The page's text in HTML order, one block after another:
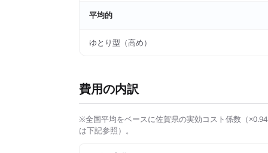
平均的
ゆとり型（高め）
費用の内訳
※全国平均をベースに佐賀県の実効コスト係数（×0.94
は下記参照）。